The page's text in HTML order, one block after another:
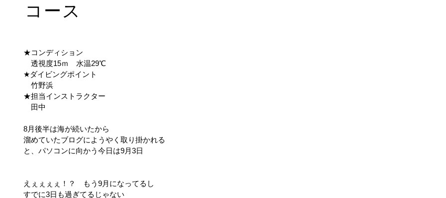
コース
★コンディション
透視度15ｍ 水温29℃
★ダイビングポイント
竹野浜
★担当インストラクター
田中
8月後半は海が続いたから
溜めていたブログにようやく取り掛かれる
と、パソコンに向かう今日は9月3日
えぇぇぇぇ！？ もう9月になってるし
すでに3日も過ぎてるじゃない